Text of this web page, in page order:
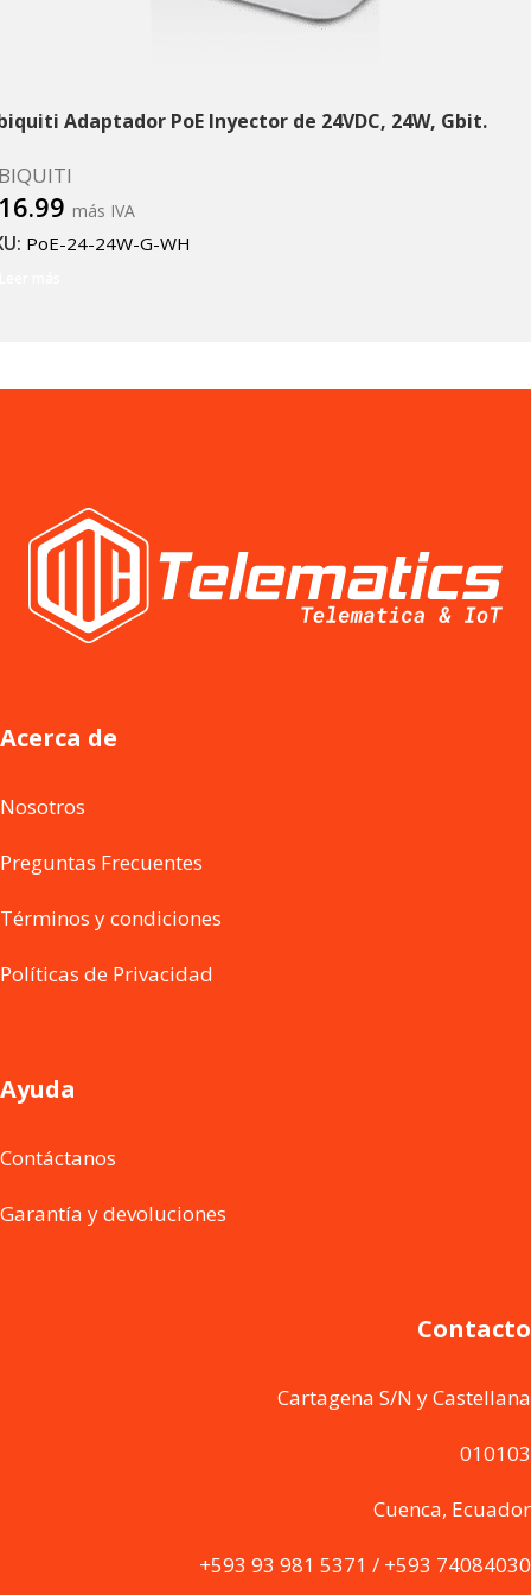
Adaptador PoE Inyector de 24VDC, 24W, Gbit.
más IVA
PoE-24-24W-G-WH
Acerca de
Nosotros
Preguntas Frecuentes
Términos y condiciones
Políticas de Privacidad
Ayuda
Contáctanos
Garantía y devoluciones
Contacto
Cartagena S/N y Castellana
010103
Cuenca, Ecuador
+593 93 981 5371 / +593 74084030